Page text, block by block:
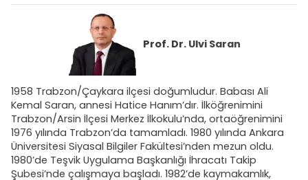
Prof. Dr. Ulvi Saran
1958 Trabzon/Çaykara ilçesi doğumludur. Babası Ali
Kemal Saran, annesi Hatice Hanım’dır. İlköğrenimini
Trabzon/Arsin İlçesi Merkez İlkokulu’nda, ortaöğrenimini
1976 yılında Trabzon’da tamamladı. 1980 yılında Ankara
Üniversitesi Siyasal Bilgiler Fakültesi’nden mezun oldu.
1980’de Teşvik Uygulama Başkanlığı İhracatı Takip
Şubesi’nde çalışmaya başladı. 1982’de kaymakamlık,